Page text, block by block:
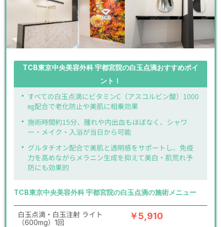
TCB東京中央美容外科 宇都宮院の白玉点滴おすすめポイ
ント！
すべての白玉点滴にビタミンC（アスコルビン酸）1000
㎎配合で老化防止や美肌に相乗効果
施術時間約15分、腫れや内出血もほぼなく、シャワ
ー・メイク・入浴が当日から可能
グルタチオン配合で美肌と透明感をサポートし、免疫
力を高めながらメラニン生成を抑えて美白・肌荒れ予
防にも効果的
TCB東京中央美容外科 宇都宮院の白玉点滴の施術メニュー
白玉点滴・白玉注射 ライト
（600mg）1回
￥5,910